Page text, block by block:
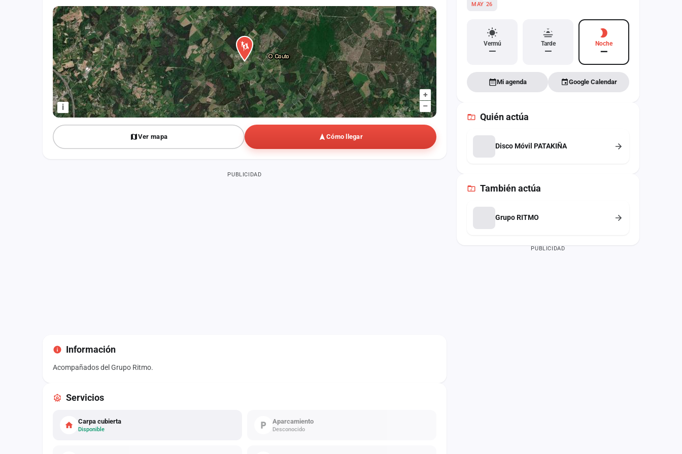
+
–
i
Ver mapa Cómo llegar
PUBLICIDAD
Información
Acompañados del Grupo Ritmo.
Servicios
Carpa cubierta
Disponible
Aparcamiento
Desconocido
MAY 26
Vermú
—
Tarde
—
Noche
—
Mi agenda Google Calendar
Quién actúa
Disco Móvil PATAKIÑA
Tambiénactúa
Grupo RITMO
PUBLICIDAD
Iniciar sesión
Crear cuenta